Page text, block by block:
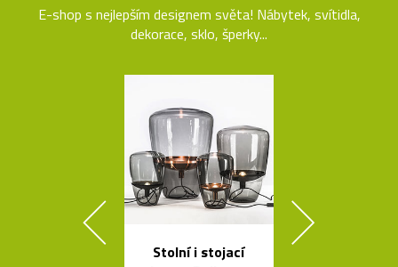
E-shop s nejlepším designem světa! Nábytek, svítidla,
dekorace, sklo, šperky...
Stolní i stojací